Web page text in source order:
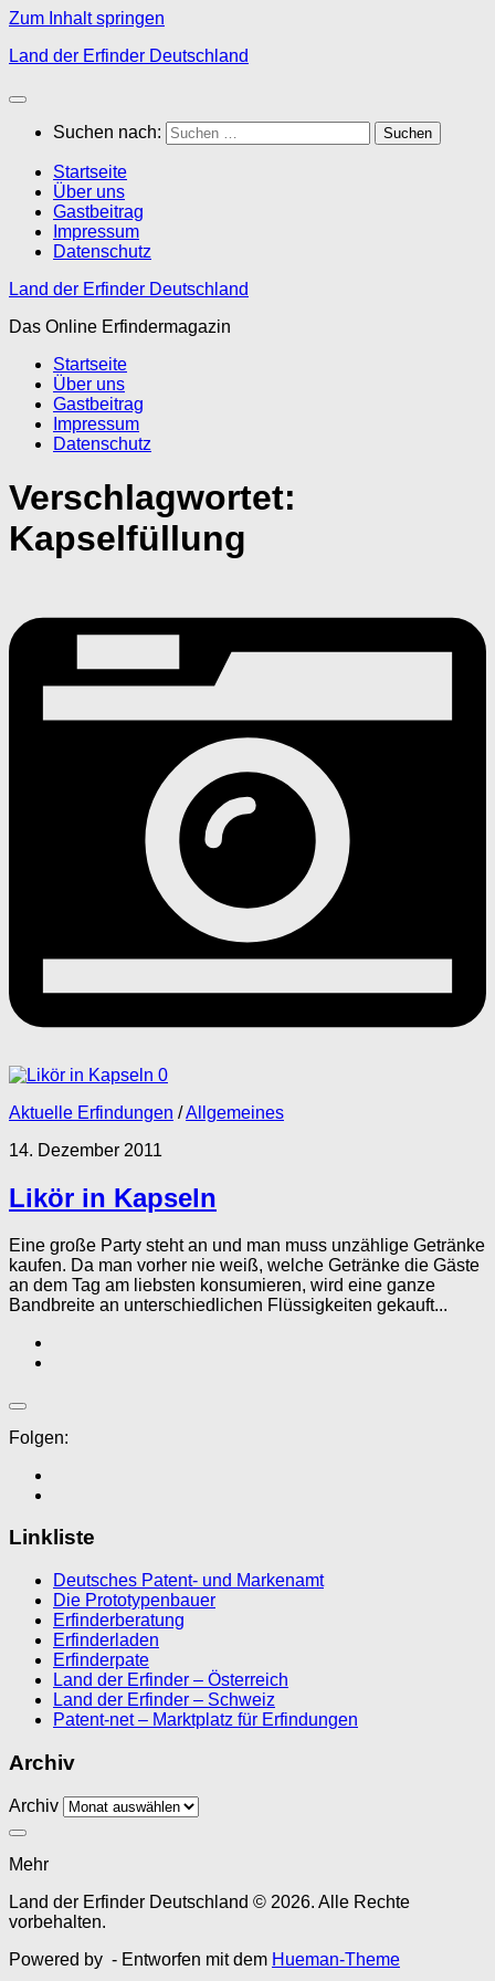
Zum Inhalt springen
Land der Erfinder Deutschland
Suchen nach:
Startseite
Über uns
Gastbeitrag
Impressum
Datenschutz
Land der Erfinder Deutschland
Das Online Erfindermagazin
Startseite
Über uns
Gastbeitrag
Impressum
Datenschutz
Verschlagwortet:
Kapselfüllung
0
Aktuelle Erfindungen /Allgemeines
14. Dezember 2011
Likör in Kapseln
Eine große Party steht an und man muss unzählige Getränke
kaufen. Da man vorher nie weiß, welche Getränke die Gäste
an dem Tag am liebsten konsumieren, wird eine ganze
Bandbreite an unterschiedlichen Flüssigkeiten gekauft...
Folgen:
Linkliste
Deutsches Patent- und Markenamt
Die Prototypenbauer
Erfinderberatung
Erfinderladen
Erfinderpate
Land der Erfinder – Österreich
Land der Erfinder – Schweiz
Patent-net – Marktplatz für Erfindungen
Archiv
Archiv
Mehr
Land der Erfinder Deutschland © 2026. Alle Rechte
vorbehalten.
Powered by - Entworfen mit dem Hueman-Theme